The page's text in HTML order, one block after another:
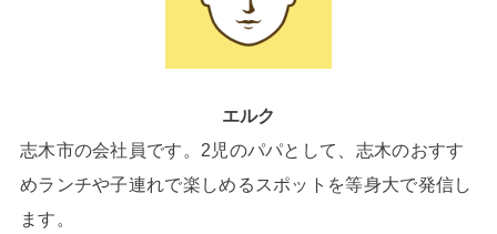
エルク
志木市の会社員です。2児のパパとして、志木のおすす
めランチや子連れで楽しめるスポットを等身大で発信し
ます。